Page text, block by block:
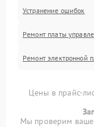
Устранение ошибок
Ремонт платы
Ремонт электронной
Цены в прайс-
Мы проверим ваше